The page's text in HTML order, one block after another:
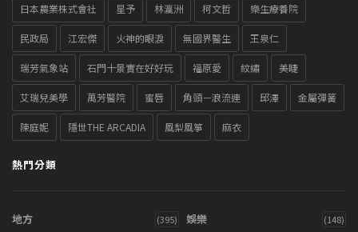
日本農業株式會社 星予 林瀛洲 柯文哲 樂生療養院
民政局 江宏傑 火神的眼淚 無國界醫生 王泉仁
瑞芳氣象站 石門十景實在好好玩 福原愛 紋繡 美睫
艾瑞兒美學 萬芳醫院 蜜唇 角頭－浪流連 邱澤 金屬彈簧
陳庭妮 隱世THE ARCADIA 風梨風箏 麻衣
熱門分類
地方 (395) 娛樂 (148)